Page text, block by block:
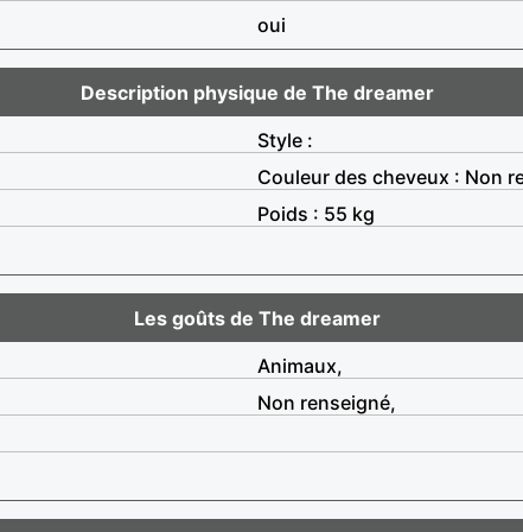
oui
Description physique de The dreamer
Style :
Couleur des cheveux : Non
Poids : 55 kg
Les goûts de The dreamer
Animaux,
Non renseigné,